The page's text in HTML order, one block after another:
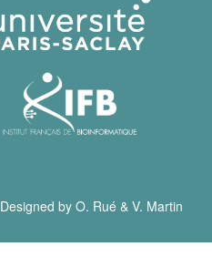
by O. Rué & V. Martin